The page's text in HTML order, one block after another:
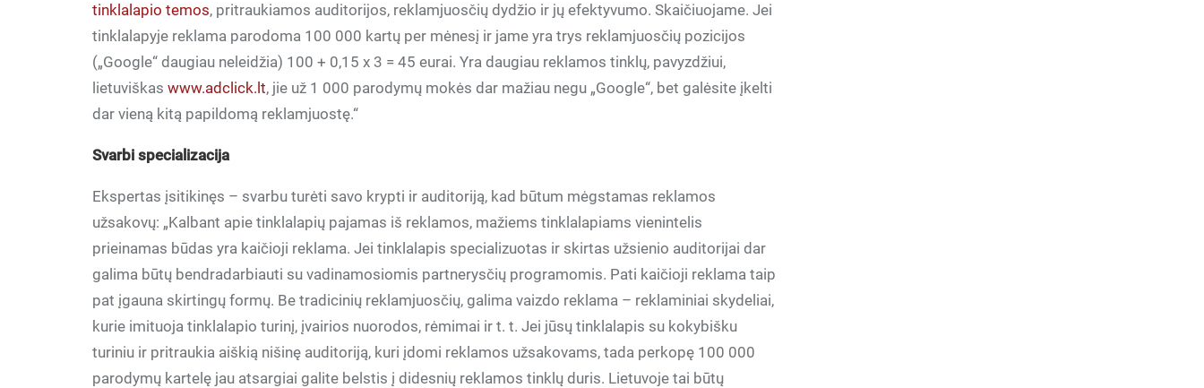
tinklalapio temos, pritraukiamos auditorijos, reklamjuosčių dydžio ir jų efektyvumo. Skaičiuojame. Jei
tinklalapyje reklama parodoma 100 000 kartų per mėnesį ir jame yra trys reklamjuosčių pozicijos
(„Google“ daugiau neleidžia) 100 + 0,15 x 3 = 45 eurai. Yra daugiau reklamos tinklų, pavyzdžiui,
lietuviškaswww.adclick.lt, jie už 1 000 parodymų mokės dar mažiau negu „Google“, bet galėsite įkelti
dar vieną kitą papildomą reklamjuostę.“
Svarbi specializacija
Ekspertas įsitikinęs – svarbu turėti savo krypti ir auditoriją, kad būtum mėgstamas reklamos
užsakovų: „Kalbant apie tinklalapių pajamas iš reklamos, mažiems tinklalapiams vienintelis
prieinamas būdas yra kaičioji reklama. Jei tinklalapis specializuotas ir skirtas užsienio auditorijai dar
galima būtų bendradarbiauti su vadinamosiomis partnerysčių programomis. Pati kaičioji reklama taip
pat įgauna skirtingų formų. Be tradicinių reklamjuosčių, galima vaizdo reklama – reklaminiai skydeliai,
kurie imituoja tinklalapio turinį, įvairios nuorodos, rėmimai ir t. t. Jei jūsų tinklalapis su kokybišku
turiniu ir pritraukia aiškią nišinę auditoriją, kuri įdomi reklamos užsakovams, tada perkopę 100 000
parodymų kartelę jau atsargiai galite belstis į didesnių reklamos tinklų duris. Lietuvoje tai būtų